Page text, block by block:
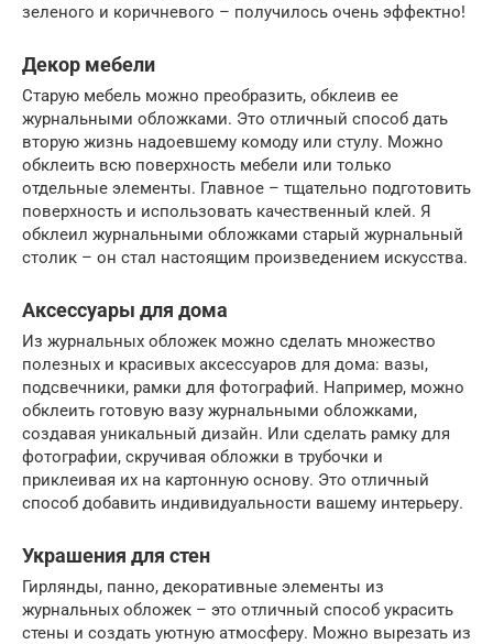
зеленого и коричневого – получилось очень эффектно!
Декор мебели
Старую мебель можно преобразить, обклеив ее
журнальными обложками. Это отличный способ дать
вторую жизнь надоевшему комоду или стулу. Можно
обклеить всю поверхность мебели или только
отдельные элементы. Главное – тщательно подготовить
поверхность и использовать качественный клей. Я
обклеил журнальными обложками старый журнальный
столик – он стал настоящим произведением искусства.
Аксессуары для дома
Из журнальных обложек можно сделать множество
полезных и красивых аксессуаров для дома: вазы,
подсвечники, рамки для фотографий. Например, можно
обклеить готовую вазу журнальными обложками,
создавая уникальный дизайн. Или сделать рамку для
фотографии, скручивая обложки в трубочки и
приклеивая их на картонную основу. Это отличный
способ добавить индивидуальности вашему интерьеру.
Украшения для стен
Гирлянды, панно, декоративные элементы из
журнальных обложек – это отличный способ украсить
стены и создать уютную атмосферу. Можно вырезать из